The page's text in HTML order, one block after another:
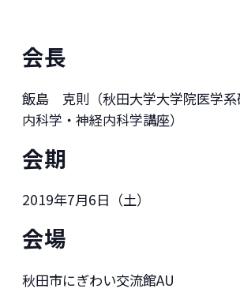
会長
飯島 克則（秋田大学大学院医学系
内科学・神経内科学講座）
会期
2019年7月6日（土）
会場
秋田市にぎわい交流館AU